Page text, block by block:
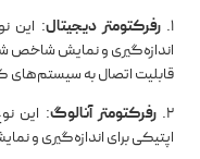
1. رفرکتومتر دیجیتال: این
اندازه‌گیری و نمایش شاخص
قابلیت اتصال به سیستم‌های
2. رفرکتومتر آنالوگ: این
اپتیکی برای اندازه‌گیری